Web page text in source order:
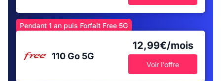
Pendant 1 an puis Forfait Free 5G
110 Go 5G
12,99€/mois
Voir l'offre